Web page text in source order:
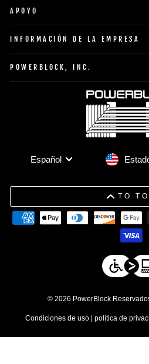
APOYO
INFORMACIÓN DE LA EMPRESA
POWERBLOCK, INC.
Idioma
Español Moneda
TO
© 2026 PowerBlock
Condiciones de uso política de